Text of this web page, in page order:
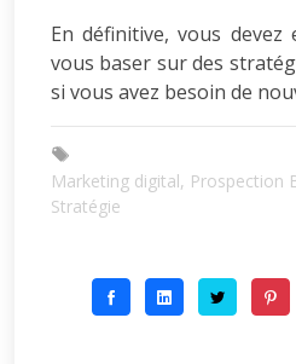
En définitive, vous devez
vous baser sur des
si vous avez besoin de
Marketing digital, Prospection
Stratégie